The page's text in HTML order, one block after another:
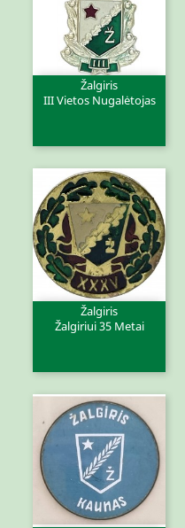
Žalgiris
III Vietos Nugalėtojas
Žalgiris
Žalgiriui 35 Metai